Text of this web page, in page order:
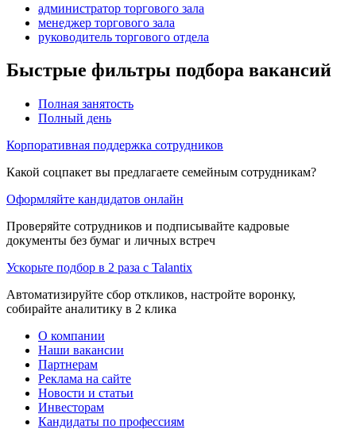
администратор торгового зала
менеджер торгового зала
руководитель торгового отдела
Быстрые фильтры подбора вакансий
Полная занятость
Полный день
Корпоративная поддержка сотрудников
Какой соцпакет вы предлагаете семейным сотрудникам?
Оформляйте кандидатов онлайн
Проверяйте сотрудников и подписывайте кадровые
документы без бумаг и личных встреч
Ускорьте подбор в 2 раза с Talantix
Автоматизируйте сбор откликов, настройте воронку,
собирайте аналитику в 2 клика
О компании
Наши вакансии
Партнерам
Реклама на сайте
Новости и статьи
Инвесторам
Кандидаты по профессиям